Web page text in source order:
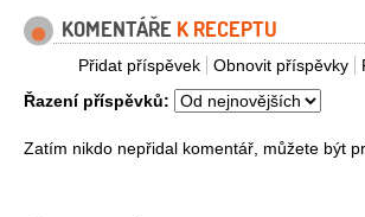
KOMENTÁŘE K RECEPTU
Obnovit příspěvky
Přidat příspěvek
Řazení příspěvků:
Zatím nikdo nepřidal komentář, můžete být